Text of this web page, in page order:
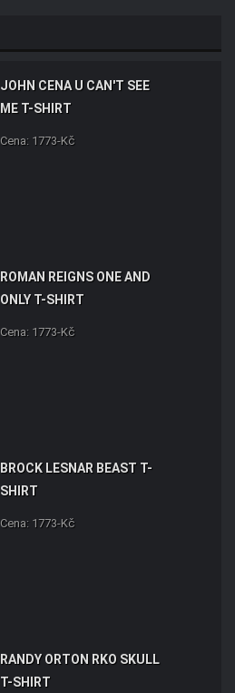
JOHN CENA U CAN'T SEE
ME T-SHIRT
Cena: 1773-Kč
ROMAN REIGNS ONE AND
ONLY T-SHIRT
Cena: 1773-Kč
BROCK LESNAR BEAST T-
SHIRT
Cena: 1773-Kč
RANDY ORTON RKO SKULL
T-SHIRT